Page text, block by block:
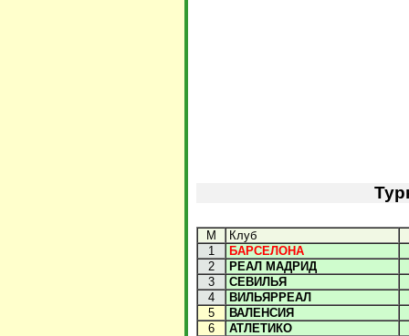
М
Клуб
1
БАРСЕЛОНА
2
РЕАЛ МАДРИД
3
СЕВИЛЬЯ
4
ВИЛЬЯРРЕАЛ
5
ВАЛЕНСИЯ
6
АТЛЕТИКО